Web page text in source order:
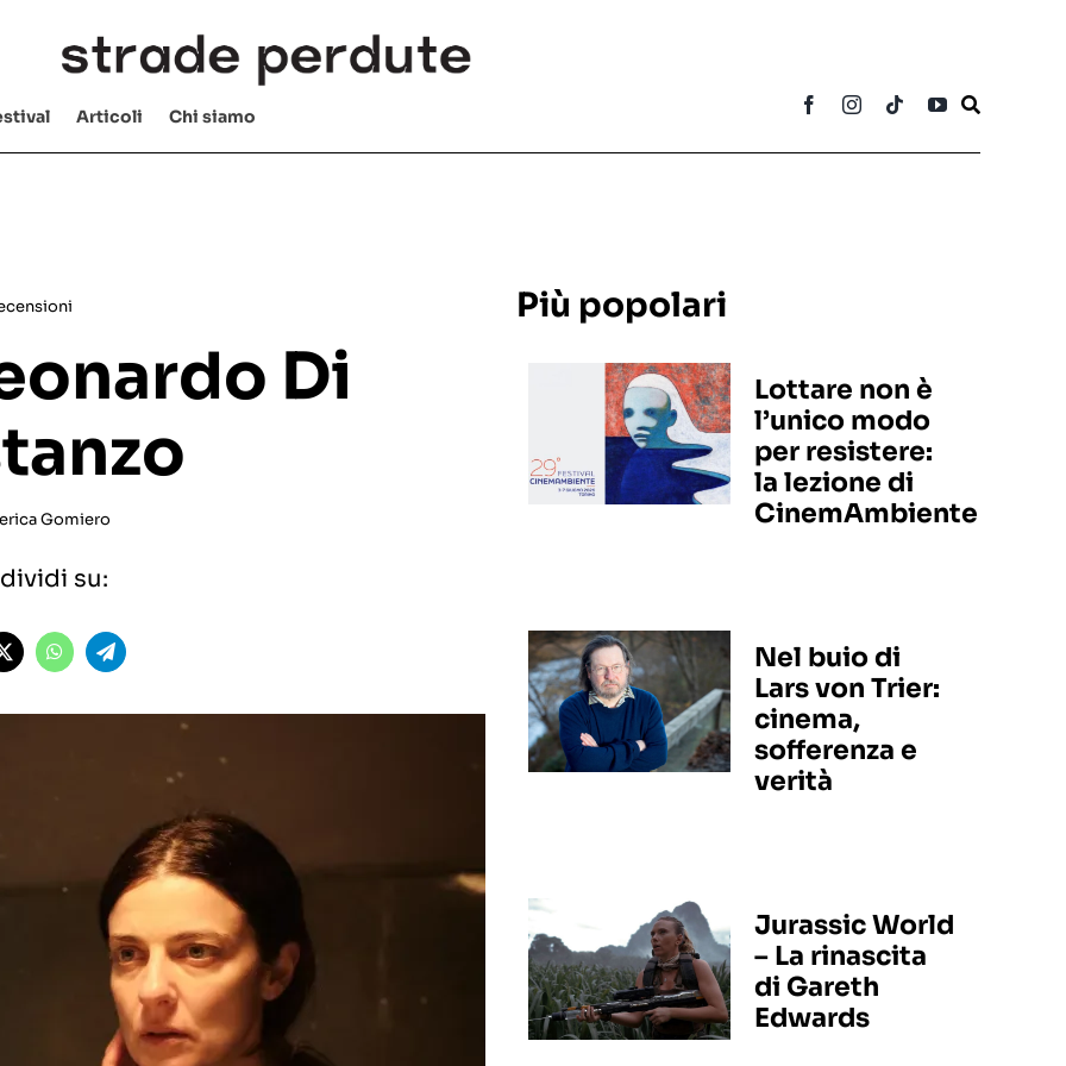
Articoli Chi siamo
Di
Gomiero
su:
Più popolari
Lottare non è
l’unico modo
per resistere:
la lezione di
CinemAmbiente
Nel buio di
Lars von Trier:
cinema,
sofferenza e
verità
Jurassic World
– La rinascita
di Gareth
Edwards